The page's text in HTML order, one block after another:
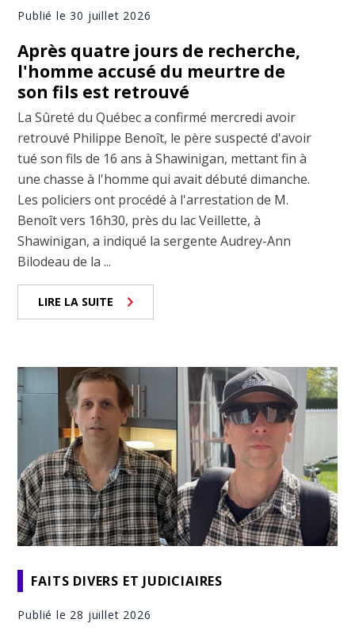
Publié le 30 juillet 2026
Après quatre jours de recherche,
l'homme accusé du meurtre de
son fils est retrouvé
La Sûreté du Québec a confirmé mercredi avoir
retrouvé Philippe Benoît, le père suspecté d'avoir
tué son fils de 16 ans à Shawinigan, mettant fin à
une chasse à l'homme qui avait débuté dimanche.
Les policiers ont procédé à l'arrestation de M.
Benoît vers 16h30, près du lac Veillette, à
Shawinigan, a indiqué la sergente Audrey-Ann
Bilodeau de la ...
LIRE LA SUITE
FAITS DIVERS ET JUDICIAIRES
Publié le 28 juillet 2026